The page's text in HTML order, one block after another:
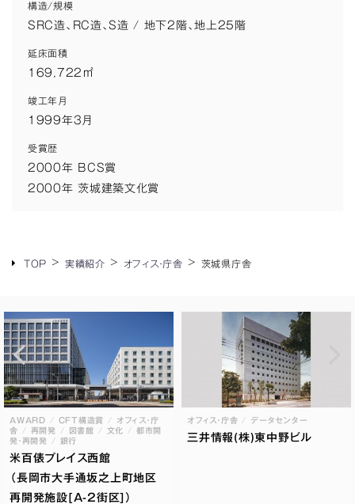
構造/規模
SRC造、RC造、S造 / 地下2階、地上25階
延床面積
169,722㎡
竣工年月
1999年3月
受賞歴
2000年 BCS賞
2000年 茨城建築文化賞
TOP 実績紹介 オフィス・庁舎 茨城県庁舎
AWARD CFT構造賞
オフィス・庁
舎
再開発 図書館 文化
都市開
発・再開発
銀行
米百俵プレイス西館
（長岡市大手通坂之上町地区
再開発施設[A-2街区]）
オフィス・庁舎 データセンター
三井情報(株)東中野ビル